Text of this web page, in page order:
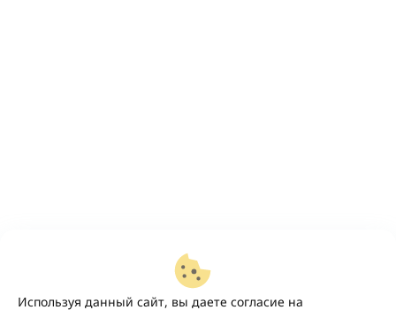
Используя данный сайт, вы даете согласие на